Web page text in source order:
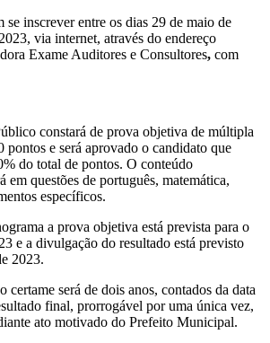
se inscrever entre os dias 29 de maio de
via internet, através do endereço
Exame Auditores e Consultores, com
constará de prova objetiva de múltipla
pontos e será aprovado o candidato que
do total de pontos. O conteúdo
em questões de português, matemática,
específicos.
a prova objetiva está prevista para o
e a divulgação do resultado está previsto
2023.
certame será de dois anos, contados da data
final, prorrogável por uma única vez,
ato motivado do Prefeito Municipal.